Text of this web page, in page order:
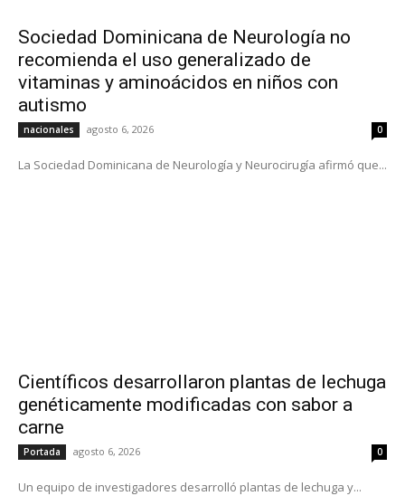
Sociedad Dominicana de Neurología no
recomienda el uso generalizado de
vitaminas y aminoácidos en niños con
autismo
nacionales agosto 6, 2026 0
La Sociedad Dominicana de Neurología y Neurocirugía afirmó que...
Científicos desarrollaron plantas de lechuga
genéticamente modificadas con sabor a
carne
Portada agosto 6, 2026 0
Un equipo de investigadores desarrolló plantas de lechuga y...